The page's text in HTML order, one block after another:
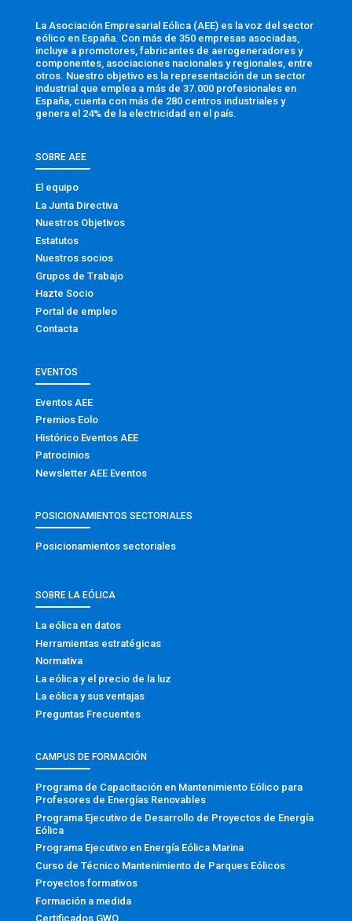
La Asociación Empresarial Eólica (AEE) es la voz del sector
eólico en España. Con más de 350 empresas asociadas,
incluye a promotores, fabricantes de aerogeneradores y
componentes, asociaciones nacionales y regionales, entre
otros. Nuestro objetivo es la representación de un sector
industrial que emplea a más de 37.000 profesionales en
España, cuenta con más de 280 centros industriales y
genera el 24% de la electricidad en el país.
SOBRE AEE
El equipo
La Junta Directiva
Nuestros Objetivos
Estatutos
Nuestros socios
Grupos de Trabajo
Hazte Socio
Portal de empleo
Contacta
EVENTOS
Eventos AEE
Premios Eolo
Histórico Eventos AEE
Patrocinios
Newsletter AEE Eventos
POSICIONAMIENTOS SECTORIALES
Posicionamientos sectoriales
SOBRE LA EÓLICA
La eólica en datos
Herramientas estratégicas
Normativa
La eólica y el precio de la luz
La eólica y sus ventajas
Preguntas Frecuentes
CAMPUS DE FORMACIÓN
Programa de Capacitación en Mantenimiento Eólico para
Profesores de Energías Renovables
Programa Ejecutivo de Desarrollo de Proyectos de Energía
Eólica
Programa Ejecutivo en Energía Eólica Marina
Curso de Técnico Mantenimiento de Parques Eólicos
Proyectos formativos
Formación a medida
Certificados GWO